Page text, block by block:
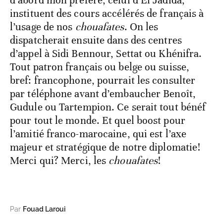
instituent des cours accélérés de français à
l’usage de nos chouafates. On les
dispatcherait ensuite dans des centres
d’appel à Sidi Bennour, Settat ou Khénifra.
Tout patron français ou belge ou suisse,
bref: francophone, pourrait les consulter
par téléphone avant d’embaucher Benoît,
Gudule ou Tartempion. Ce serait tout bénéf
pour tout le monde. Et quel boost pour
l’amitié franco-marocaine, qui est l’axe
majeur et stratégique de notre diplomatie!
Merci qui? Merci, les chouafates!
Par Fouad Laroui